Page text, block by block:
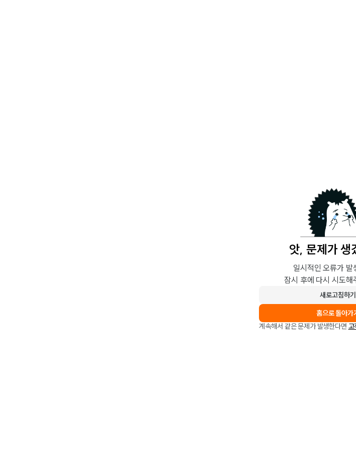
앗, 문제가 생
일시적인 오류가 발
잠시 후에 다시 시도해
새로고침하기
홈으로 돌아가
계속해서 같은 문제가 발생한다면 고